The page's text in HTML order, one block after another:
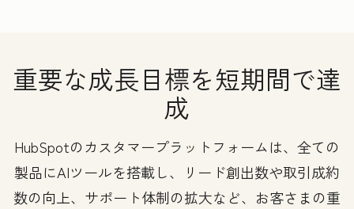
重要な成長目標を短期間で達
成
HubSpotのカスタマープラットフォームは、全ての
製品にAIツールを搭載し、リード創出数や取引成約
数の向上、サポート体制の拡大など、お客さまの重